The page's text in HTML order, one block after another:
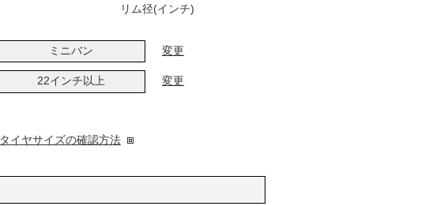
リム径(インチ)
ミニバン 変更
22インチ以上 変更
タイヤサイズの確認方法